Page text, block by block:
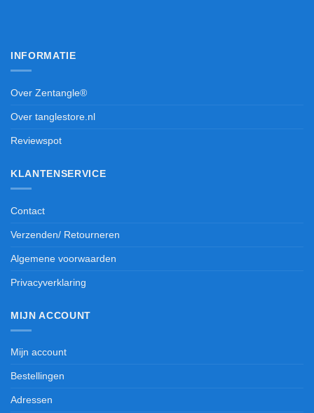
INFORMATIE
Over Zentangle®
Over tanglestore.nl
Reviewspot
KLANTENSERVICE
Contact
Verzenden/ Retourneren
Algemene voorwaarden
Privacyverklaring
MIJN ACCOUNT
Mijn account
Bestellingen
Adressen